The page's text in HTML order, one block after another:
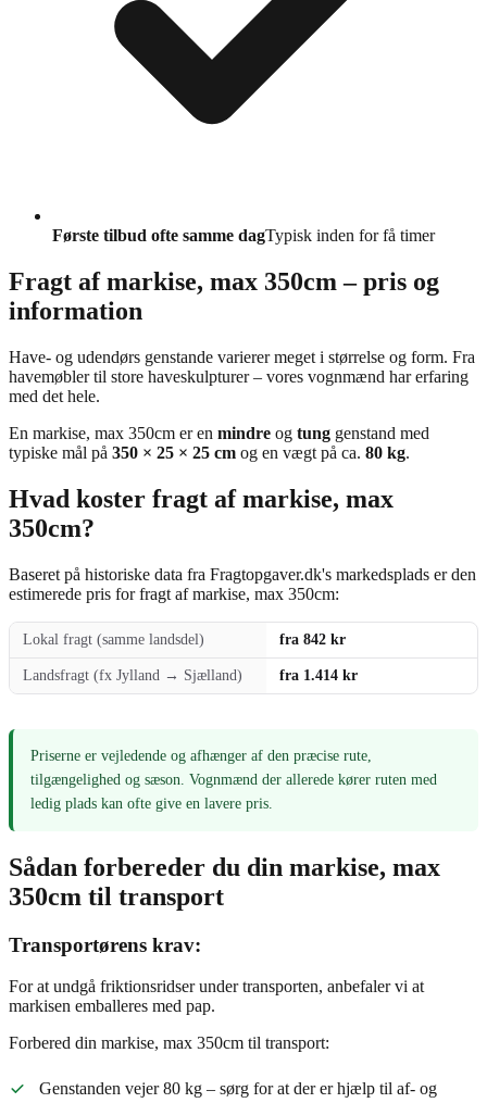
Første tilbud ofte samme dagTypisk inden for få timer
Fragt af markise, max 350cm – pris og
information
Have- og udendørs genstande varierer meget i størrelse og form. Fra
havemøbler til store haveskulpturer – vores vognmænd har erfaring
med det hele.
En markise, max 350cm er en mindre og tung genstand med
typiske mål på 350 × 25 × 25 cm og en vægt på ca. 80 kg.
Hvad koster fragt af markise, max
350cm?
Baseret på historiske data fra Fragtopgaver.dk's markedsplads er den
estimerede pris for fragt af markise, max 350cm:
Lokal fragt (samme landsdel) fra 842 kr
Landsfragt (fx Jylland → Sjælland) fra 1.414 kr
Priserne er vejledende og afhænger af den præcise rute,
tilgængelighed og sæson. Vognmænd der allerede kører ruten med
ledig plads kan ofte give en lavere pris.
Sådan forbereder du din markise, max
350cm til transport
Transportørens krav:
For at undgå friktionsridser under transporten, anbefaler vi at
markisen emballeres med pap.
Forbered din markise, max 350cm til transport:
Genstanden vejer 80 kg – sørg for at der er hjælp til af- og